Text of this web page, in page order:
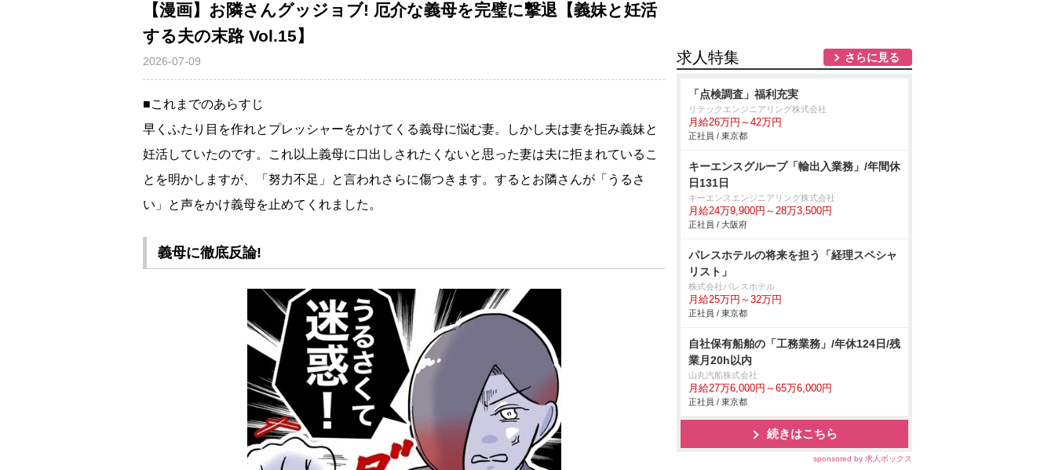
【漫画】お隣さんグッジョブ! 厄介な義母を完璧に撃退【義妹と妊活
する夫の末路 Vol.15】
2026-07-09
■これまでのあらすじ
早くふたり目を作れとプレッシャーをかけてくる義母に悩む妻。しかし夫は妻を拒み義妹と
妊活していたのです。これ以上義母に口出しされたくないと思った妻は夫に拒まれているこ
とを明かしますが、「努力不足」と言われさらに傷つきます。するとお隣さんが「うるさ
い」と声をかけ義母を止めてくれました。
義母に徹底反論!
求人特集 さらに見る
「点検調査」福利充実
リテックエンジニアリング株式会社
月給26万円～42万円
正社員 / 東京都
キーエンスグループ「輸出入業務」/年間休
日131日
キーエンスエンジニアリング株式会社
月給24万9,900円～28万3,500円
正社員 / 大阪府
パレスホテルの将来を担う「経理スペシャ
リスト」
株式会社パレスホテル
月給25万円～32万円
正社員 / 東京都
自社保有船舶の「工務業務」/年休124日/残
業月20h以内
山丸汽船株式会社
月給27万6,000円～65万6,000円
正社員 / 東京都
続きはこちら
sponsored by 求人ボックス